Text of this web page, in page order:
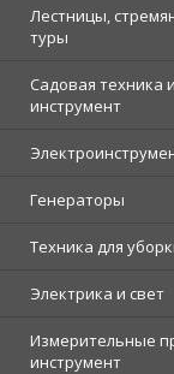
Лестницы,
туры
Садовая техника и
инструмент
Генераторы
Техника для
Электрика и свет
Измерительные
инструмент